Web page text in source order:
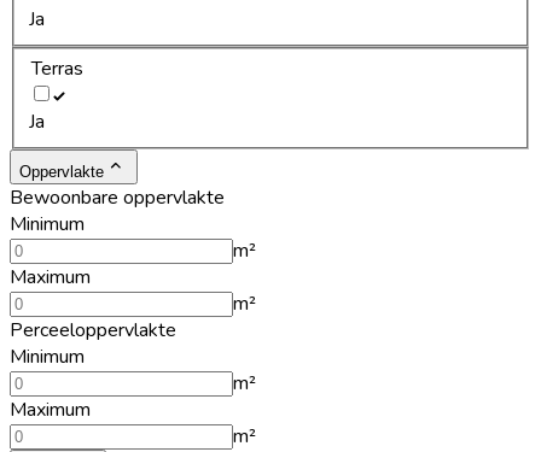
Ja
Terras
Ja
Oppervlakte
Bewoonbare oppervlakte
Minimum
m²
Maximum
m²
Perceeloppervlakte
Minimum
m²
Maximum
m²